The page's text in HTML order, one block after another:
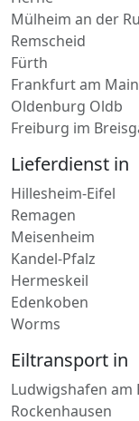
Paketdienst in
Herne
Mülheim an der
Remscheid
Fürth
Frankfurt am Main
Freiburg im
Lieferdienst in
Hillesheim-Eifel
Remagen
Meisenheim
Kandel-Pfalz
Hermeskeil
Worms
Eiltransport in